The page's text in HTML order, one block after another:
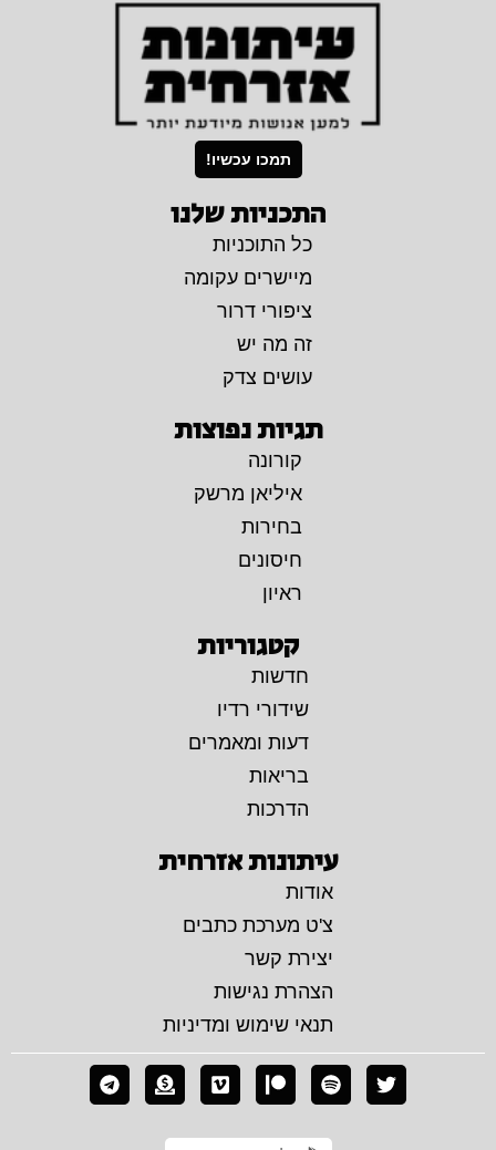
תמכו עכשיו!
התכניות שלנו
כל התוכניות
מיישרים עקומה
ציפורי דרור
זה מה יש
עושים צדק
תגיות נפוצות
קורונה
איליאן מרשק
בחירות
חיסונים
ראיון
קטגוריות
חדשות
שידורי רדיו
דעות ומאמרים
בריאות
הדרכות
עיתונות אזרחית
אודות
צ'ט מערכת כתבים
יצירת קשר
הצהרת נגישות
תנאי שימוש ומדיניות